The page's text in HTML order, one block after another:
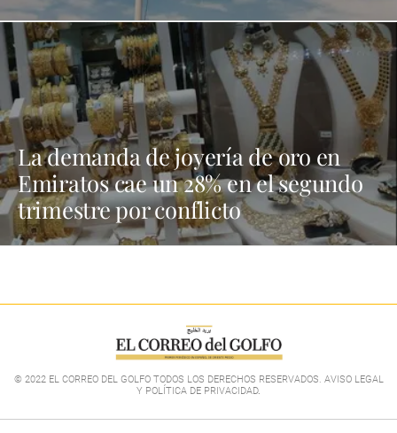
La demanda de joyería de oro en
Emiratos cae un 28% en el segundo
trimestre por conflicto
© 2022 EL CORREO DEL GOLFO TODOS LOS DERECHOS RESERVADOS. AVISO LEGAL
Y POLÍTICA DE PRIVACIDAD.